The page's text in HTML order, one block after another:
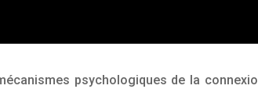
psychologiques de la